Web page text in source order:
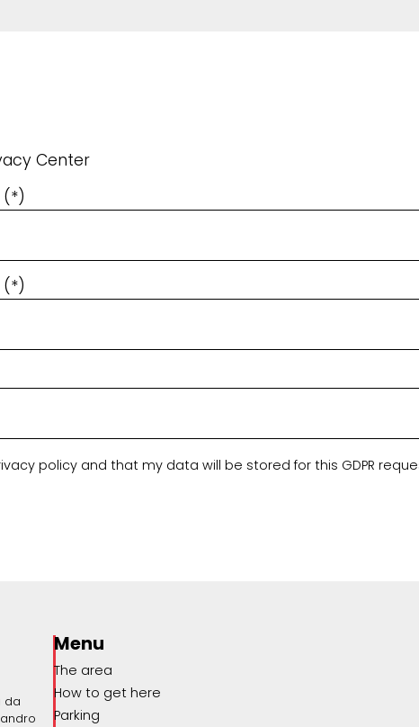
Center
(*)
(*)
policy and that my data will be stored for this GDPR
da
Menu
The area
How to get here
Parking